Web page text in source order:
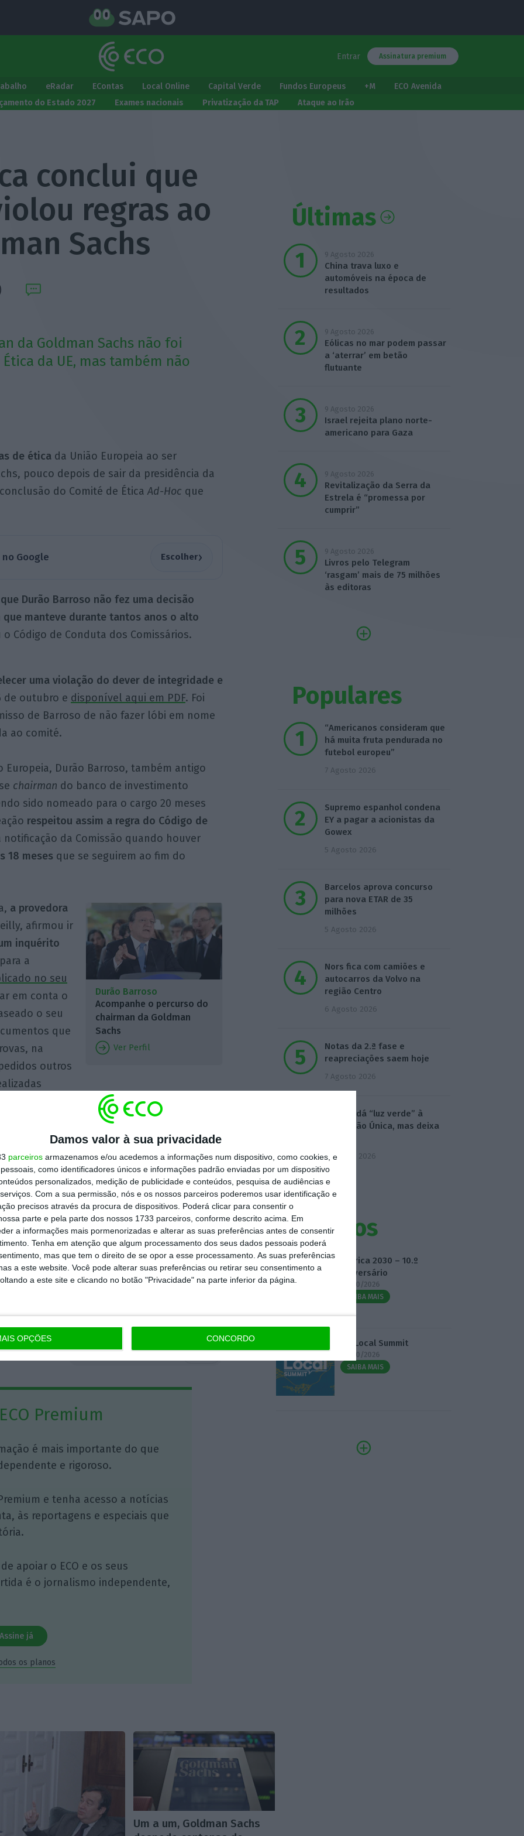
Damos valor à sua privacidade
parceiros armazenamos e/ou acedemos a informações num dispositivo, como cookies, e
como identificadores únicos e informações padrão enviadas por um dispositivo
personalizados, medição de publicidade e conteúdos, pesquisa de audiências e
Com a sua permissão, nós e os nossos parceiros poderemos usar identificação e
precisos através da procura de dispositivos. Poderá clicar para consentir o
parte e pela parte dos nossos 1733 parceiros, conforme descrito acima. Em
a informações mais pormenorizadas e alterar as suas preferências antes de consentir
Tenha em atenção que algum processamento dos seus dados pessoais poderá
mas que tem o direito de se opor a esse processamento. As suas preferências
a este website. Você pode alterar suas preferências ou retirar seu consentimento a
a este site e clicando no botão "Privacidade" na parte inferior da página.
OPÇÕES CONCORDO
Entrar Assinatura premium
eRadar EContas Local Online Capital Verde Fundos Europeus +M
ECO Avenida
do Estado 2027 Exames nacionais Privatização da TAP Ataque ao Irão
conclui que
regras ao
Sachs
da Goldman Sachs não foi
da UE, mas também não
de éticada União Europeia ao ser
pouco depois de sair da presidência da
do Comité de Ética Ad-Hoc que
Google Escolher›
Durão Barroso não fez uma decisão
que manteve durante tantos anos o alto
Código de Conduta dos Comissários.
uma violação do dever de integridade e
de outubro e disponível aqui em PDF. Foi
de Barroso de não fazer lóbi em nome
ao comité.
Europeia, Durão Barroso, também antigo
chairman do banco de investimento
sido nomeado para o cargo 20 meses
respeitou assim a regra do Código de
notificação da Comissão quando houver
18 meses que se seguirem ao fim do
Durão Barroso
Acompanhe o percurso do
chairman da Goldman
Sachs
Ver Perfil
a provedora
afirmou ir
inquérito
a
no seu
em conta o
o seu
que
na
outros
relevante considerar como o Comité de
à reputação da Comissão e da União
determinar se o Código de Conduta é
foi alvo de críticas vindas mesmo do
com o surgimento deum abaixo-
que juntou mais de 150 mil assinaturas,
perca a sua pensão.
Premium
é mais importante do que
e rigoroso.
e tenha acesso a notícias
às reportagens e especiais que
apoiar o ECO e os seus
é o jornalismo independente,
Assine já
os planos
Últimas
9 Agosto 2026
China trava luxo e
automóveis na época de
resultados
9 Agosto 2026
Eólicas no mar podem passar
a ‘aterrar’ em betão
flutuante
9 Agosto 2026
Israel rejeita plano norte-
americano para Gaza
9 Agosto 2026
Revitalização da Serra da
Estrela é “promessa por
cumprir”
9 Agosto 2026
Livros pelo Telegram
‘rasgam’ mais de 75 milhões
às editoras
Populares
“Americanos consideram que
há muita fruta pendurada no
futebol europeu”
7 Agosto 2026
Supremo espanhol condena
EY a pagar a acionistas da
Gowex
5 Agosto 2026
Barcelos aprova concurso
para nova ETAR de 35
milhões
5 Agosto 2026
Nors fica com camiões e
autocarros da Volvo na
região Centro
6 Agosto 2026
Notas da 2.ª fase e
reapreciações saem hoje
7 Agosto 2026
Seguro dá “luz verde” à
Prestação Única, mas deixa
7 Agosto 2026
Eventos
Fábrica 2030 – 10.º
Aniversário
14/10/2026
SAIBA MAIS
3.º Local Summit
07/10/2026
SAIBA MAIS
Um a um, Goldman Sachs